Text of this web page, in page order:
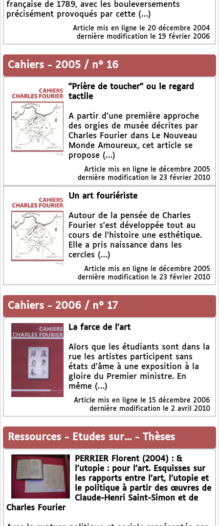
française de 1789, avec les bouleversements
précisément provoqués par cette (…)
Article mis en ligne le 20 décembre 2004
dernière modification le 19 février 2006
Cahiers - 2005 / n° 16
"Prière de toucher" ou le regard
tactile
A partir d’une première approche
des orgies de musée décrites par
Charles Fourier dans Le Nouveau
Monde Amoureux, cet article se
propose (…)
Article mis en ligne le décembre 2005
dernière modification le 23 février 2010
Un art fouriériste
Autour de la pensée de Charles
Fourier s’est développée tout au
cours de l’histoire une esthétique.
Elle a pris naissance dans les
cercles (…)
Article mis en ligne le décembre 2005
dernière modification le 23 février 2010
Cahiers - 2006 / n° 17
La farce de l’art
Alors que les étudiants sont dans la
rue les artistes participent sans
états d’âme à une exposition à la
gloire du Premier ministre. En
même (…)
Article mis en ligne le 15 décembre 2006
dernière modification le 2 avril 2010
Ressources - Etudes sur... - Thèses
PERRIER Florent (2004) : &
l’utopie : pour l’art. Esquisses sur
les rapports entre l’art, l’utopie et
le politique à partir des œuvres de
Claude-Henri Saint-Simon et de
Charles Fourier